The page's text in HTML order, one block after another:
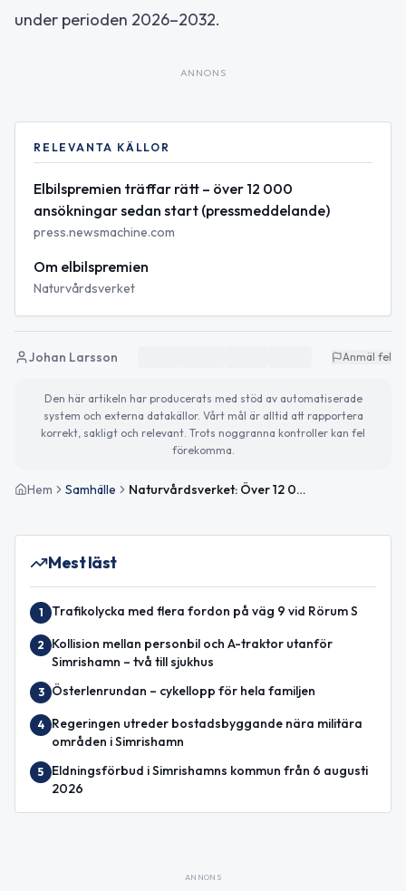
under perioden 2026–2032.
ANNONS
RELEVANTA KÄLLOR
Elbilspremien träffar rätt – över 12 000
ansökningar sedan start (pressmeddelande)
press.newsmachine.com
Om elbilspremien
Naturvårdsverket
Johan Larsson Anmäl fel
Den här artikeln har producerats med stöd av automatiserade
system och externa datakällor. Vårt mål är alltid att rapportera
korrekt, sakligt och relevant. Trots noggranna kontroller kan fel
förekomma.
Hem Samhälle Naturvårdsverket: Över 12 000 ansökningar om elbilspremien sedan starten
Mest läst
1 Trafikolycka med flera fordon på väg 9 vid Rörum S
2
Kollision mellan personbil och A-traktor utanför
Simrishamn – två till sjukhus
3 Österlenrundan – cykellopp för hela familjen
4
Regeringen utreder bostadsbyggande nära militära
områden i Simrishamn
5
Eldningsförbud i Simrishamns kommun från 6 augusti
2026
ANNONS